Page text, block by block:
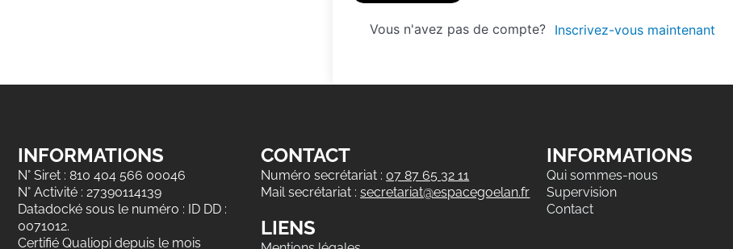
Vous n'avez pas de compte? Inscrivez-vous maintenant
INFORMATIONS
N° Siret : 810 404 566 00046
N° Activité : 27390114139
Datadocké sous le numéro : ID DD :
0071012.
Certifié Qualiopi depuis le mois
CONTACT
Numéro secrétariat : 07 87 65 32 11
Mail secrétariat :secretariat@espacegoelan.fr
LIENS
INFORMATIONS
Qui sommes-nous
Supervision
Contact